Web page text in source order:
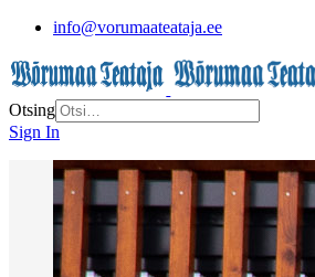
info@vorumaateataja.ee
Otsing
Sign In